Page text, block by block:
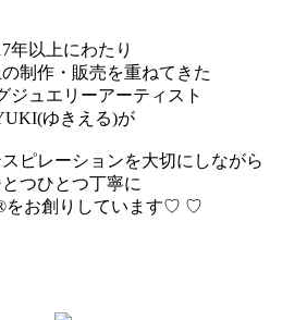
年以上にわたり
の制作・販売を重ねてきた
ジュエリーアーティスト
ゆきえる)が
ピレーションを大切にしながら
つひとつ丁寧に
をお創りしています♡ ♡